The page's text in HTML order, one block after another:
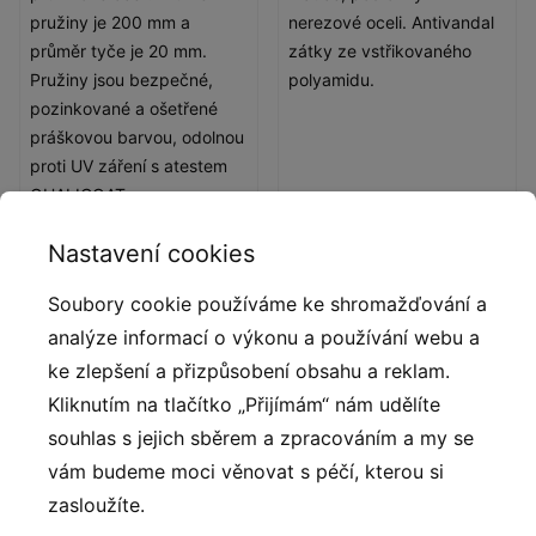
pružiny je 200 mm a
průměr tyče je 20 mm.
Pružiny jsou bezpečné,
pozinkované a ošetřené
práškovou barvou, odolnou
proti UV záření s atestem
QUALICOAT.
nerezové oceli. Antivandal
zátky ze vstřikovaného
polyamidu.
Deskové a lanové
Nastavení cookies
Soubory cookie používáme ke shromažďování a
analýze informací o výkonu a používání webu a
ke zlepšení a přizpůsobení obsahu a reklam.
Kliknutím na tlačítko „Přijímám“ nám udělíte
souhlas s jejich sběrem a zpracováním a my se
vám budeme moci věnovat s péčí, kterou si
zasloužíte.